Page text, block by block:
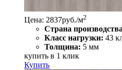
Цена: 2837руб./м2
Страна
Класс нагрузки: 43
Толщина: 5 мм
купить в 1 клик
Купить